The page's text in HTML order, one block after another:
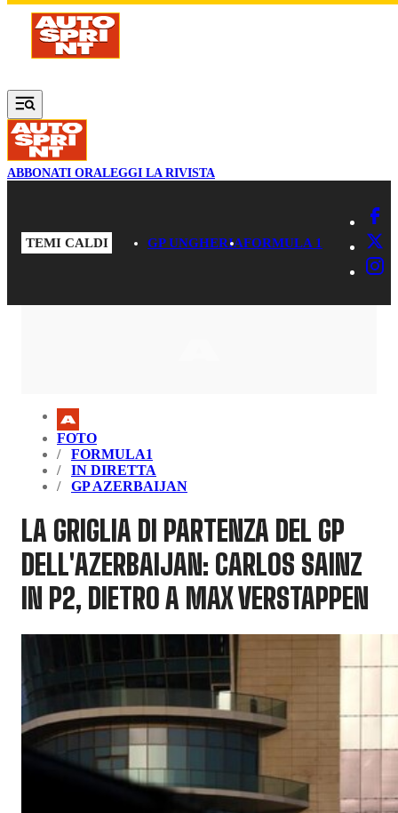
Vai al contenuto principale
ABBONATI ORALEGGI LA RIVISTA
TEMI CALDI GP UNGHERIAFORMULA 1
FOTO
FORMULA1
IN DIRETTA
GP AZERBAIJAN
LA GRIGLIA DI PARTENZA DEL GP
DELL'AZERBAIJAN: CARLOS SAINZ
IN P2, DIETRO A MAX VERSTAPPEN